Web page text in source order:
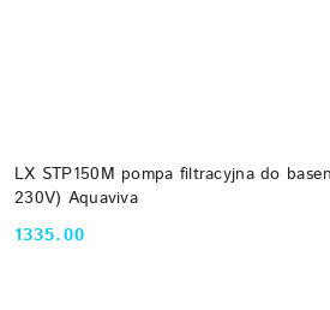
LX STP150M pompa filtracyjna do
230V) Aquaviva
Cena:
1335.00